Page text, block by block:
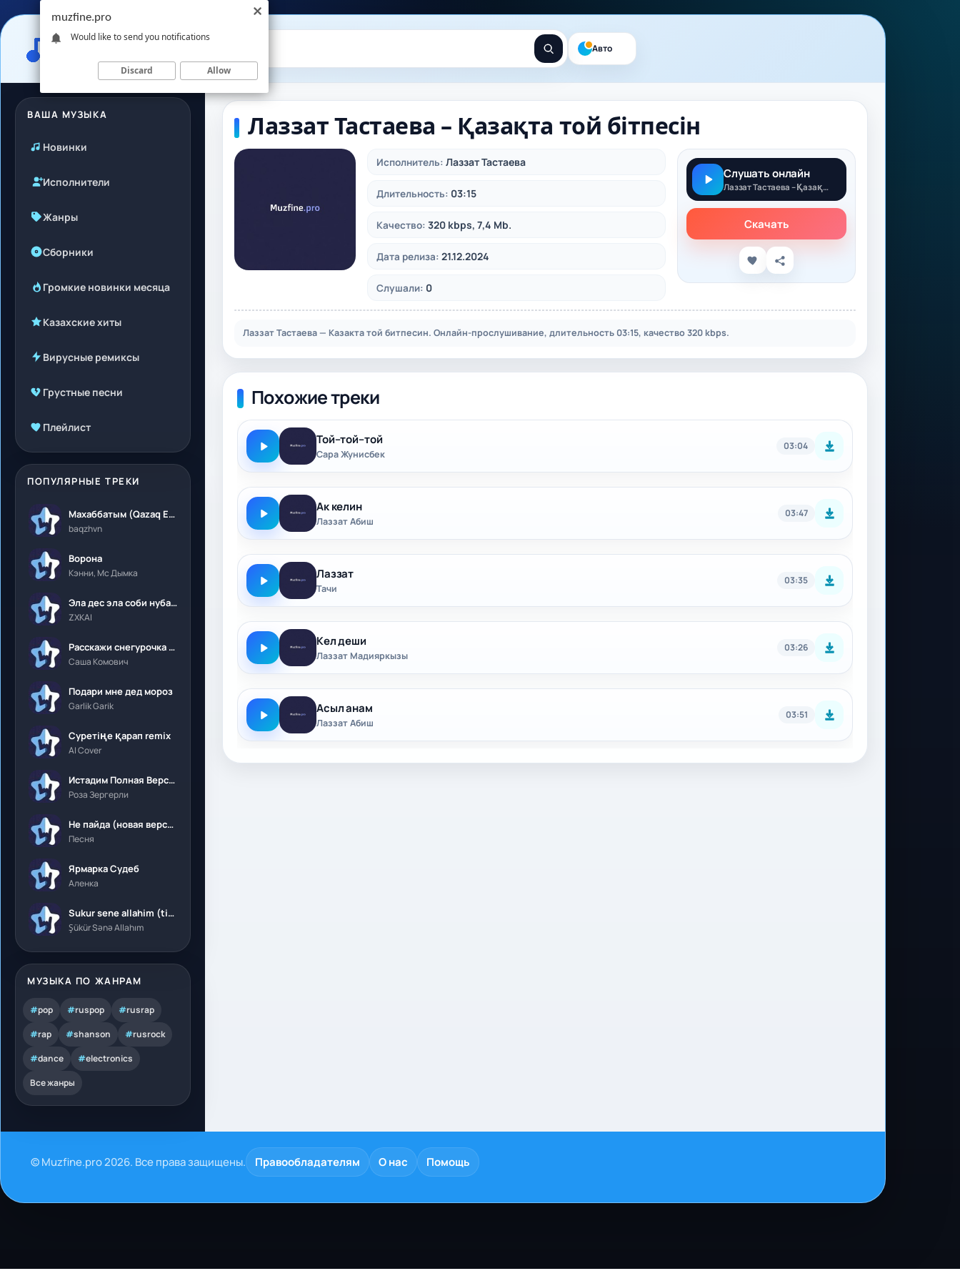
Авто
ВАША МУЗЫКА
Новинки
Исполнители
Жанры
Сборники
Громкие новинки месяца
Казахские хиты
Вирусные ремиксы
Грустные песни
Плейлист
ПОПУЛЯРНЫЕ ТРЕКИ
Махаббатым (Qazaq Edition)
baqzhvn
Ворона
Кэнни, Мс Дымка
Эла дес эла соби нубалеприсон
ZXKAI
Расскажи снегурочка где была
Саша Комович
Подари мне дед мороз
Garlik Garik
Суретіңе қарап remix
AI Cover
Истадим Полная Версия
Роза Зергерли
Не пайда (новая версия)
Песня
Ярмарка Судеб
Аленка
Sukur sene allahim (tik tok)
Şükür Sənə Allahım
МУЗЫКА ПО ЖАНРАМ
#pop #ruspop #rusrap
#rap #shanson #rusrock
#dance #electronics
Все жанры
Лаззат Тастаева – Қазақта той бітпесін
Исполнитель: Лаззат Тастаева
Длительность: 03:15
Качество: 320 kbps, 7,4 Mb.
Дата релиза: 21.12.2024
Слушали: 0
Слушать онлайн
Лаззат Тастаева – Қазақта той бітпесін
Скачать
Лаззат Тастаева — Казакта той битпесин. Онлайн-прослушивание, длительность 03:15, качество 320 kbps.
Похожие треки
Той–той–той
Сара Жунисбек
03:04
Ак келин
Лаззат Абиш
03:47
Лаззат
Тачи
03:35
Кел деши
Лаззат Мадияркызы
03:26
Асыл анам
Лаззат Абиш
03:51
© Muzfine.pro 2026. Все права защищены. Правообладателям О нас Помощь
muzfine.pro
Would like to send you notifications
Discard Allow